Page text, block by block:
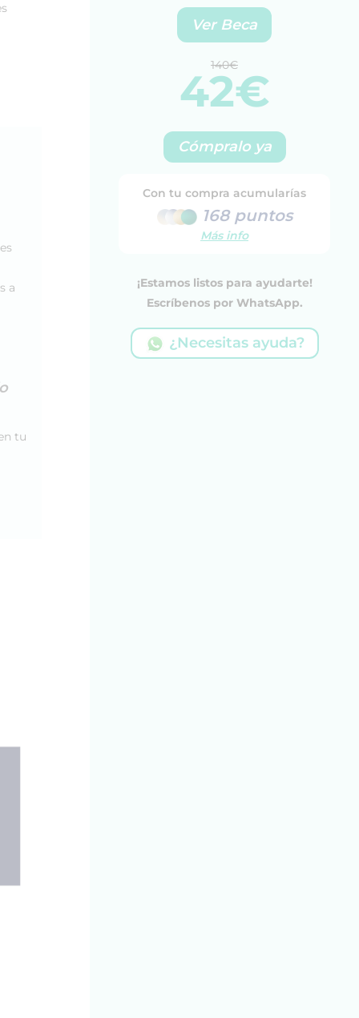
a
tu
Ver Beca
140€
42€
Cómpralo ya
Con tu compra acumularías
168 puntos
Más info
¡Estamos listos para ayudarte!
Escríbenos por WhatsApp.
¿Necesitas ayuda?